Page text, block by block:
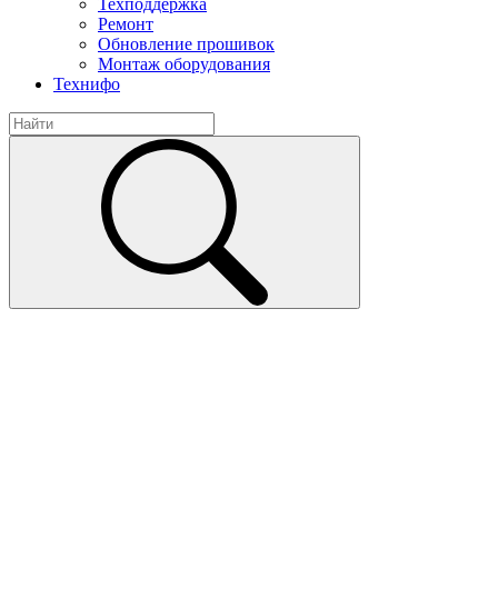
Техподдержка
Ремонт
Обновление прошивок
Монтаж оборудования
Технифо